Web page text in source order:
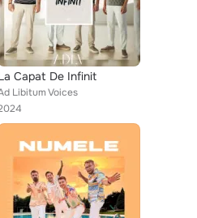
Capat De Infinit
Libitum Voices